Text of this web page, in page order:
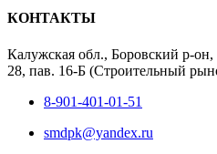
КОНТАКТЫ
Калужская обл., Боровский р-
28, пав. 16-Б (Строительный
8-901-401-01-51
smdpk@yandex.ru